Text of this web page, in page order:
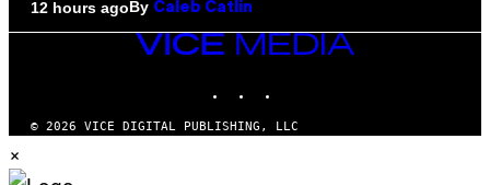
12 hours agoBy Caleb Catlin
VICE
© 2026 VICE DIGITAL PUBLISHING, LLC
×